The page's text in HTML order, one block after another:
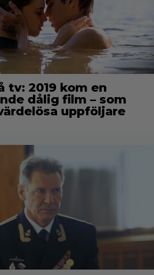
tv: 2019 kom en
dålig film – som
uppföljare